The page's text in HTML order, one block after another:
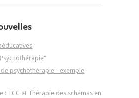
de psychothérapie - exemple
: TCC et Thérapie des schémas en